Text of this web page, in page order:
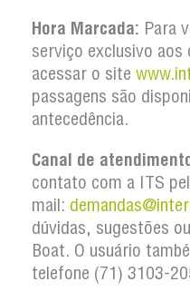
Hora Marcada: Para
serviço exclusivo aos
acessar o site
passagens são
antecedência.
Canal de
contato com a ITS
mail:
dúvidas, sugestões
Boat. O usuário
telefone (71) 3103-